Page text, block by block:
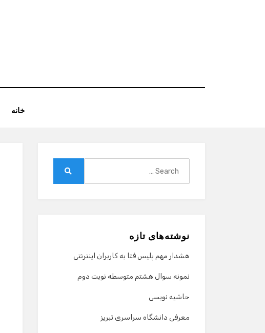
خانه
نوشته‌های تازه
هشدار مهم پلیس فتا به کاربران اینترنتی
نمونه سوال هشتم متوسطه نوبت دوم
حاشیه نویسی
معرفی دانشگاه سراسری تبریز